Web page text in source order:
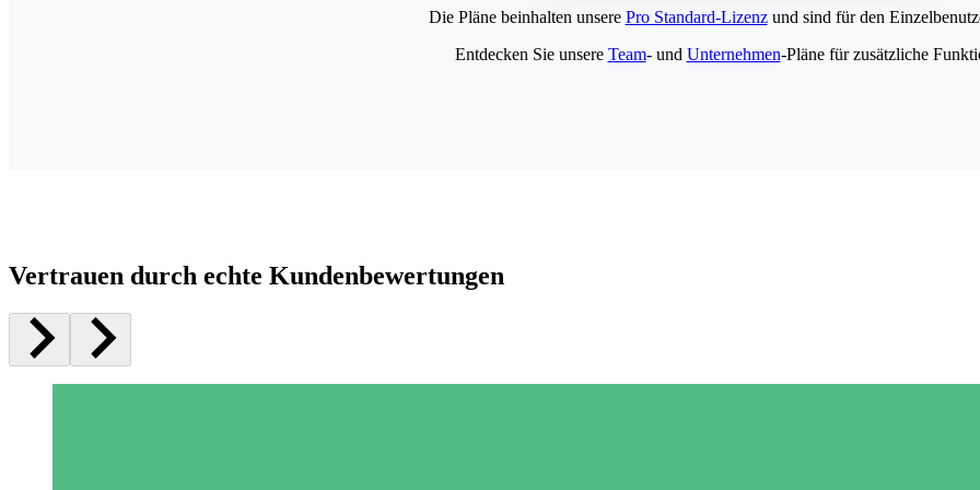
Die Pläne beinhalten unsere Pro Standard-Lizenzund sind für den
Entdecken Sie unsere Team- und Unternehmen-Pläne für zusätzliche
Vertrauen durch echte Kundenbewertungen